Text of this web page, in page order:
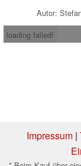
Autor:
loading failed!
Impressum|